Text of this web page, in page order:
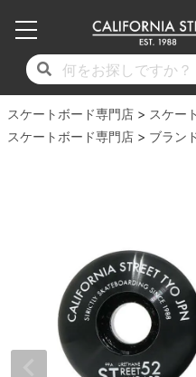
スケートボード専門店 スケー
スケートボード専門店
ブラン
17時までのご注文
11,000円以上で
毎月1日はポイント5倍！10
17時までのご注文
11,000円以上で
毎月1日はポイント5倍！10
サイズからデッキを選ぶ
子供用デッキ
7.0inch以下
7.6inch
7.7inch
17時までのご注文
11,000円以上で
毎月1日はポイント5倍！10
適合デッキサイズから選ぶ
7.0inch以下
7.2inch
7.7inch
7.8inch
ウィール
17時までのご注文
11,000円以上で
毎月1日はポイント5倍！10
ウィールをサイズから選ぶ
50mm
51mm
55mm
56mm
スピットファイヤー F4（
ボーンズ XF（エックスフ
ベアリング
17時までのご注文
11,000円以上で
毎月1日はポイント5倍！10
シューズをサイズから選ぶ
20cm
21cm
23.5cm
24cm
サンダル
インソール
17時までのご注文
11,000円以上で
毎月1日はポイント5倍！10
ジャケット
パーカー
トレーナー・セーター
17時までのご注文
11,000円以上で
毎月1日はポイント5倍！10
17時までのご注文
11,000円以上で
毎月1日はポイント5倍！10
スタッフおすすめアイテム
ブランド紹介
17時までのご注文
11,000円以上で
毎月1日はポイント5倍！10
スタッフ紹介
カリフォルニアストリート
求人情報